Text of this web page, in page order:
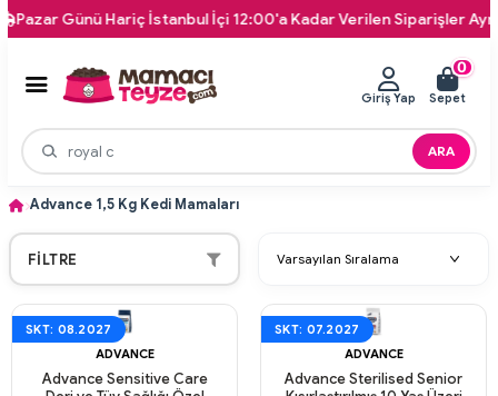
Günü Hariç İstanbul İçi 12:00'a Kadar Verilen Siparişler Aynı Gün
ARA
Giriş Yap
0
Sepet
Advance 1,5 Kg Kedi Mamaları
FILTRE
SKT: 08.2027
ADVANCE
Advance Sensitive Care
SKT: 07.2027
ADVANCE
Advance Sterilised Senior